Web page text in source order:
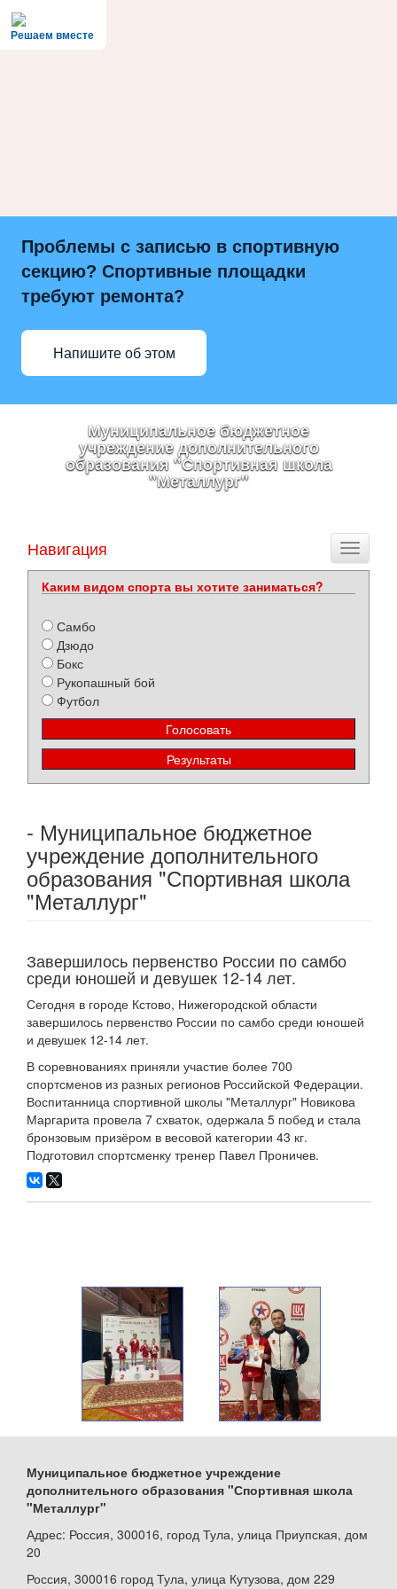
Решаем вместе
Проблемы с записью в спортивную
секцию? Спортивные площадки
требуют ремонта?
Напишите об этом
Муниципальное бюджетное
учреждение дополнительного
образования "Спортивная школа
"Металлург"
Toggle
Навигация
Каким видом спорта вы хотите заниматься?
Самбо
Дзюдо
Бокс
Рукопашный бой
Футбол
- Муниципальное бюджетное
учреждение дополнительного
образования "Спортивная школа
"Металлург"
Завершилось первенство России по самбо
среди юношей и девушек 12-14 лет.
Сегодня в городе Кстово, Нижегородской области
завершилось первенство России по самбо среди юношей
и девушек 12-14 лет.
В соревнованиях приняли участие более 700
спортсменов из разных регионов Российской Федерации.
Воспитанница спортивной школы "Металлург" Новикова
Маргарита провела 7 схваток, одержала 5 побед и стала
бронзовым призёром в весовой категории 43 кг.
Подготовил спортсменку тренер Павел Проничев.
Муниципальное бюджетное учреждение
дополнительного образования "Спортивная школа
"Металлург"
Адрес: Россия, 300016, город Тула, улица Приупская, дом
20
Россия, 300016 город Тула, улица Кутузова, дом 229